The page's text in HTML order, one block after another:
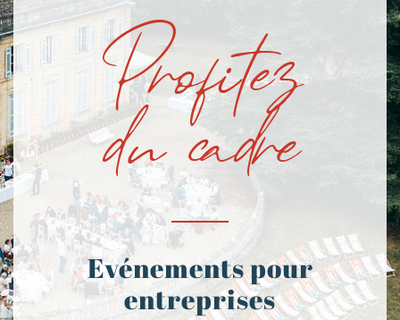
Profitez
du cadre
Evénements pour
entreprises